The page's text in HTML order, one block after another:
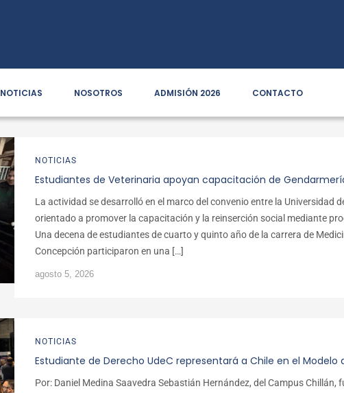
NOTICIAS NOSOTROS ADMISIÓN 2026 CONTACTO
NOTICIAS
Estudiantes de Veterinaria apoyan capacitación de
La actividad se desarrolló en el marco del convenio entre la Universidad
orientado a promover la capacitación y la reinserción social mediante
Una decena de estudiantes de cuarto y quinto año de la carrera de
Concepción participaron en una […]
agosto 5, 2026
NOTICIAS
Estudiante de Derecho UdeC representará a Chile en el Modelo
Por: Daniel Medina Saavedra Sebastián Hernández, del Campus